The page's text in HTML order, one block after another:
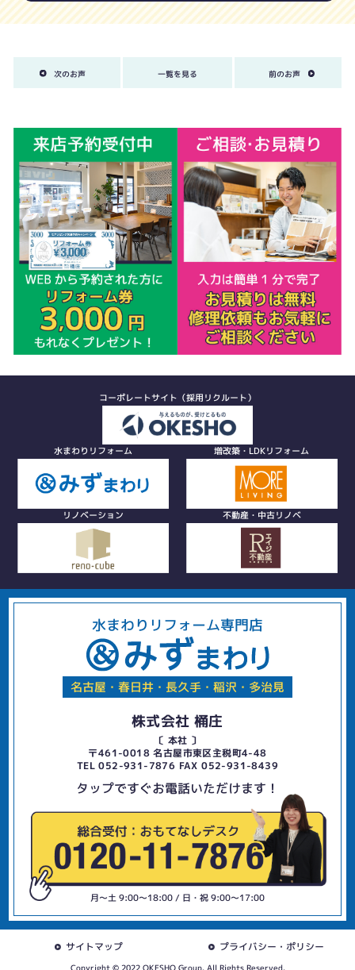
次のお声 一覧を見る 前のお声
コーポレートサイト（採用リクルート）
水まわりリフォーム 増改築・LDKリフォーム
リノベーション 不動産・中古リノベ
水まわりリフォーム専門店
名古屋・春日井・長久手・稲沢・多治見
株式会社 桶庄
〔 本社 〕
〒461-0018 名古屋市東区主税町4-48
TEL 052-931-7876 FAX 052-931-8439
タップですぐお電話いただけます！
月〜土 9:00〜18:00 / 日・祝 9:00〜17:00
サイトマップ プライバシー・ポリシー
Copyright © 2022 OKESHO Group. All Rights Reserved.